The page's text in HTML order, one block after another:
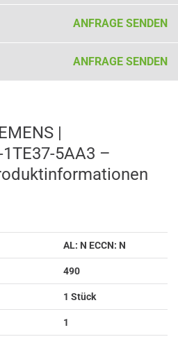
ANFRAGE SENDEN
ANFRAGE SENDEN
|
5AA3 –
AL: N ECCN: N
490
1 Stück
1